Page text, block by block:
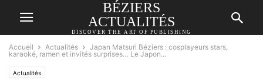
BÉZIERS
ACTUALITÉS
DISCOVER THE ART OF PUBLISHING
Accueil Actualités
Japan Matsuri Béziers : cosplayeurs stars,
karaoké, ramen et invités surprises… Le Japon...
Actualités